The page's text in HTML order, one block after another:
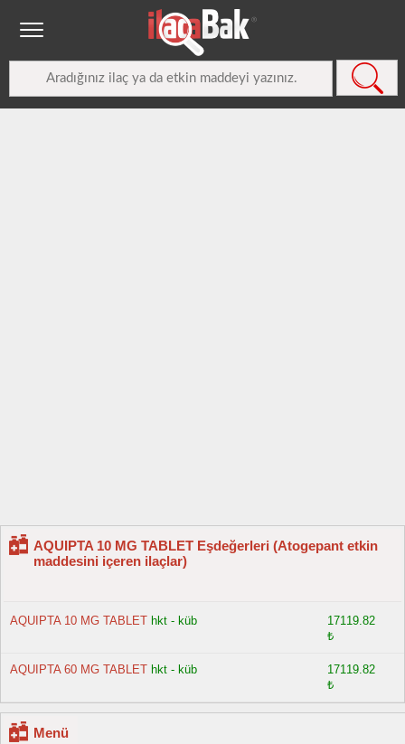
AQUIPTA 10 MG TABLET Eşdeğerleri (Atogepant etkin
maddesini içeren ilaçlar)
AQUIPTA 10 MG TABLET hkt - küb
17119.82
₺
AQUIPTA 60 MG TABLET hkt - küb
17119.82
₺
Menü